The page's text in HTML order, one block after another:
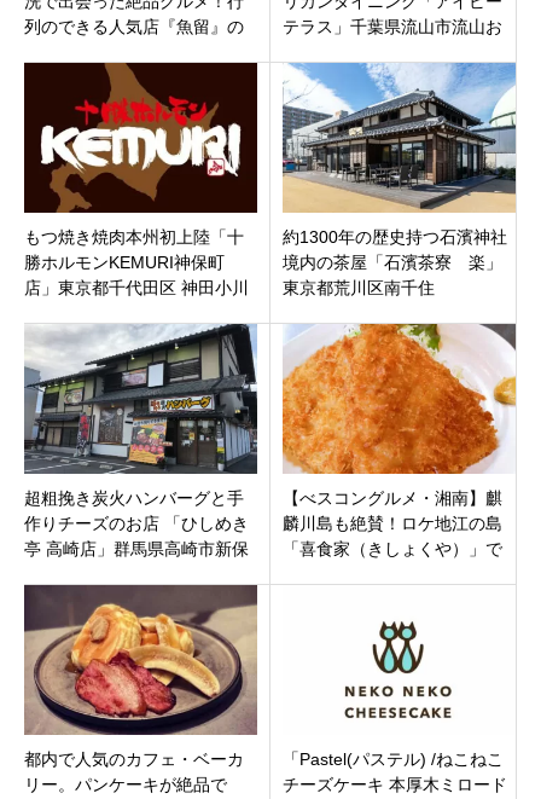
列のできる人気店『魚留』の
テラス」千葉県流山市流山お
に7月30日オープンです。
もつ焼き焼肉本州初上陸「十
勝ホルモンKEMURI神保町
店」東京都千代田区 神田小川
プン
約1300年の歴史持つ石濱神社
境内の茶屋「石濱茶寮 楽」
東京都荒川区南千住
超粗挽き炭火ハンバーグと手
作りチーズのお店 「ひしめき
亭 高崎店」群馬県高崎市新保
【べスコングルメ・湘南】麒
麟川島も絶賛！ロケ地江の島
「喜食家（きしょくや）」で
都内で人気のカフェ・ベーカ
リー。パンケーキが絶品で
「Pastel(パステル) /ねこねこ
チーズケーキ 本厚木ミロード